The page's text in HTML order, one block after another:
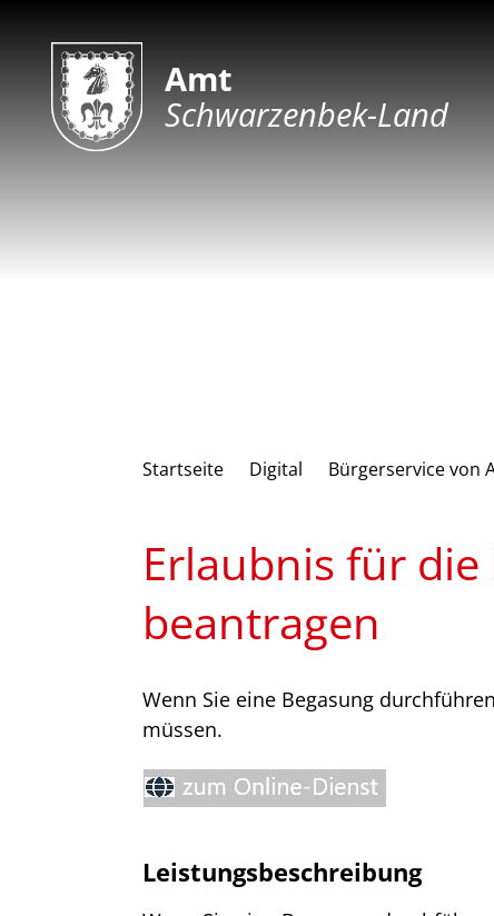
Amt
Schwarzenbek-Land
Startseite Digital Bürgerservice von
Erlaubnis für
beantragen
Wenn Sie eine Begasung
müssen.
Leistungsbeschreibung